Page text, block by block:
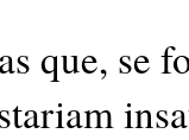
que, se